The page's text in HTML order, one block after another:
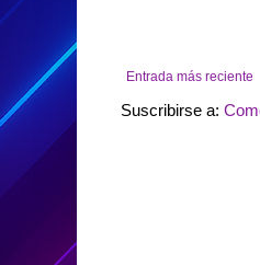
Entrada más reciente
Suscribirse a: